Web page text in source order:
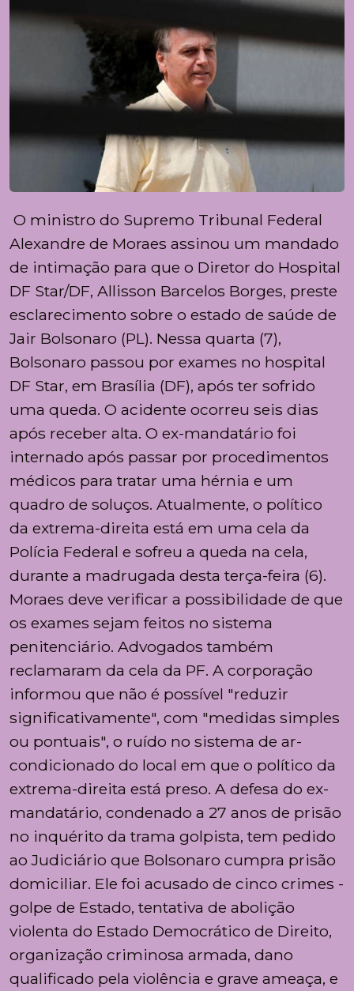
O ministro do Supremo Tribunal Federal
Alexandre de Moraes assinou um mandado
de intimação para que o Diretor do Hospital
DF Star/DF, Allisson Barcelos Borges, preste
esclarecimento sobre o estado de saúde de
Jair Bolsonaro (PL). Nessa quarta (7),
Bolsonaro passou por exames no hospital
DF Star, em Brasília (DF), após ter sofrido
uma queda. O acidente ocorreu seis dias
após receber alta. O ex-mandatário foi
internado após passar por procedimentos
médicos para tratar uma hérnia e um
quadro de soluços. Atualmente, o político
da extrema-direita está em uma cela da
Polícia Federal e sofreu a queda na cela,
durante a madrugada desta terça-feira (6).
Moraes deve verificar a possibilidade de que
os exames sejam feitos no sistema
penitenciário. Advogados também
reclamaram da cela da PF. A corporação
informou que não é possível "reduzir
significativamente", com "medidas simples
ou pontuais", o ruído no sistema de ar-
condicionado do local em que o político da
extrema-direita está preso. A defesa do ex-
mandatário, condenado a 27 anos de prisão
no inquérito da trama golpista, tem pedido
ao Judiciário que Bolsonaro cumpra prisão
domiciliar. Ele foi acusado de cinco crimes -
golpe de Estado, tentativa de abolição
violenta do Estado Democrático de Direito,
organização criminosa armada, dano
qualificado pela violência e grave ameaça, e